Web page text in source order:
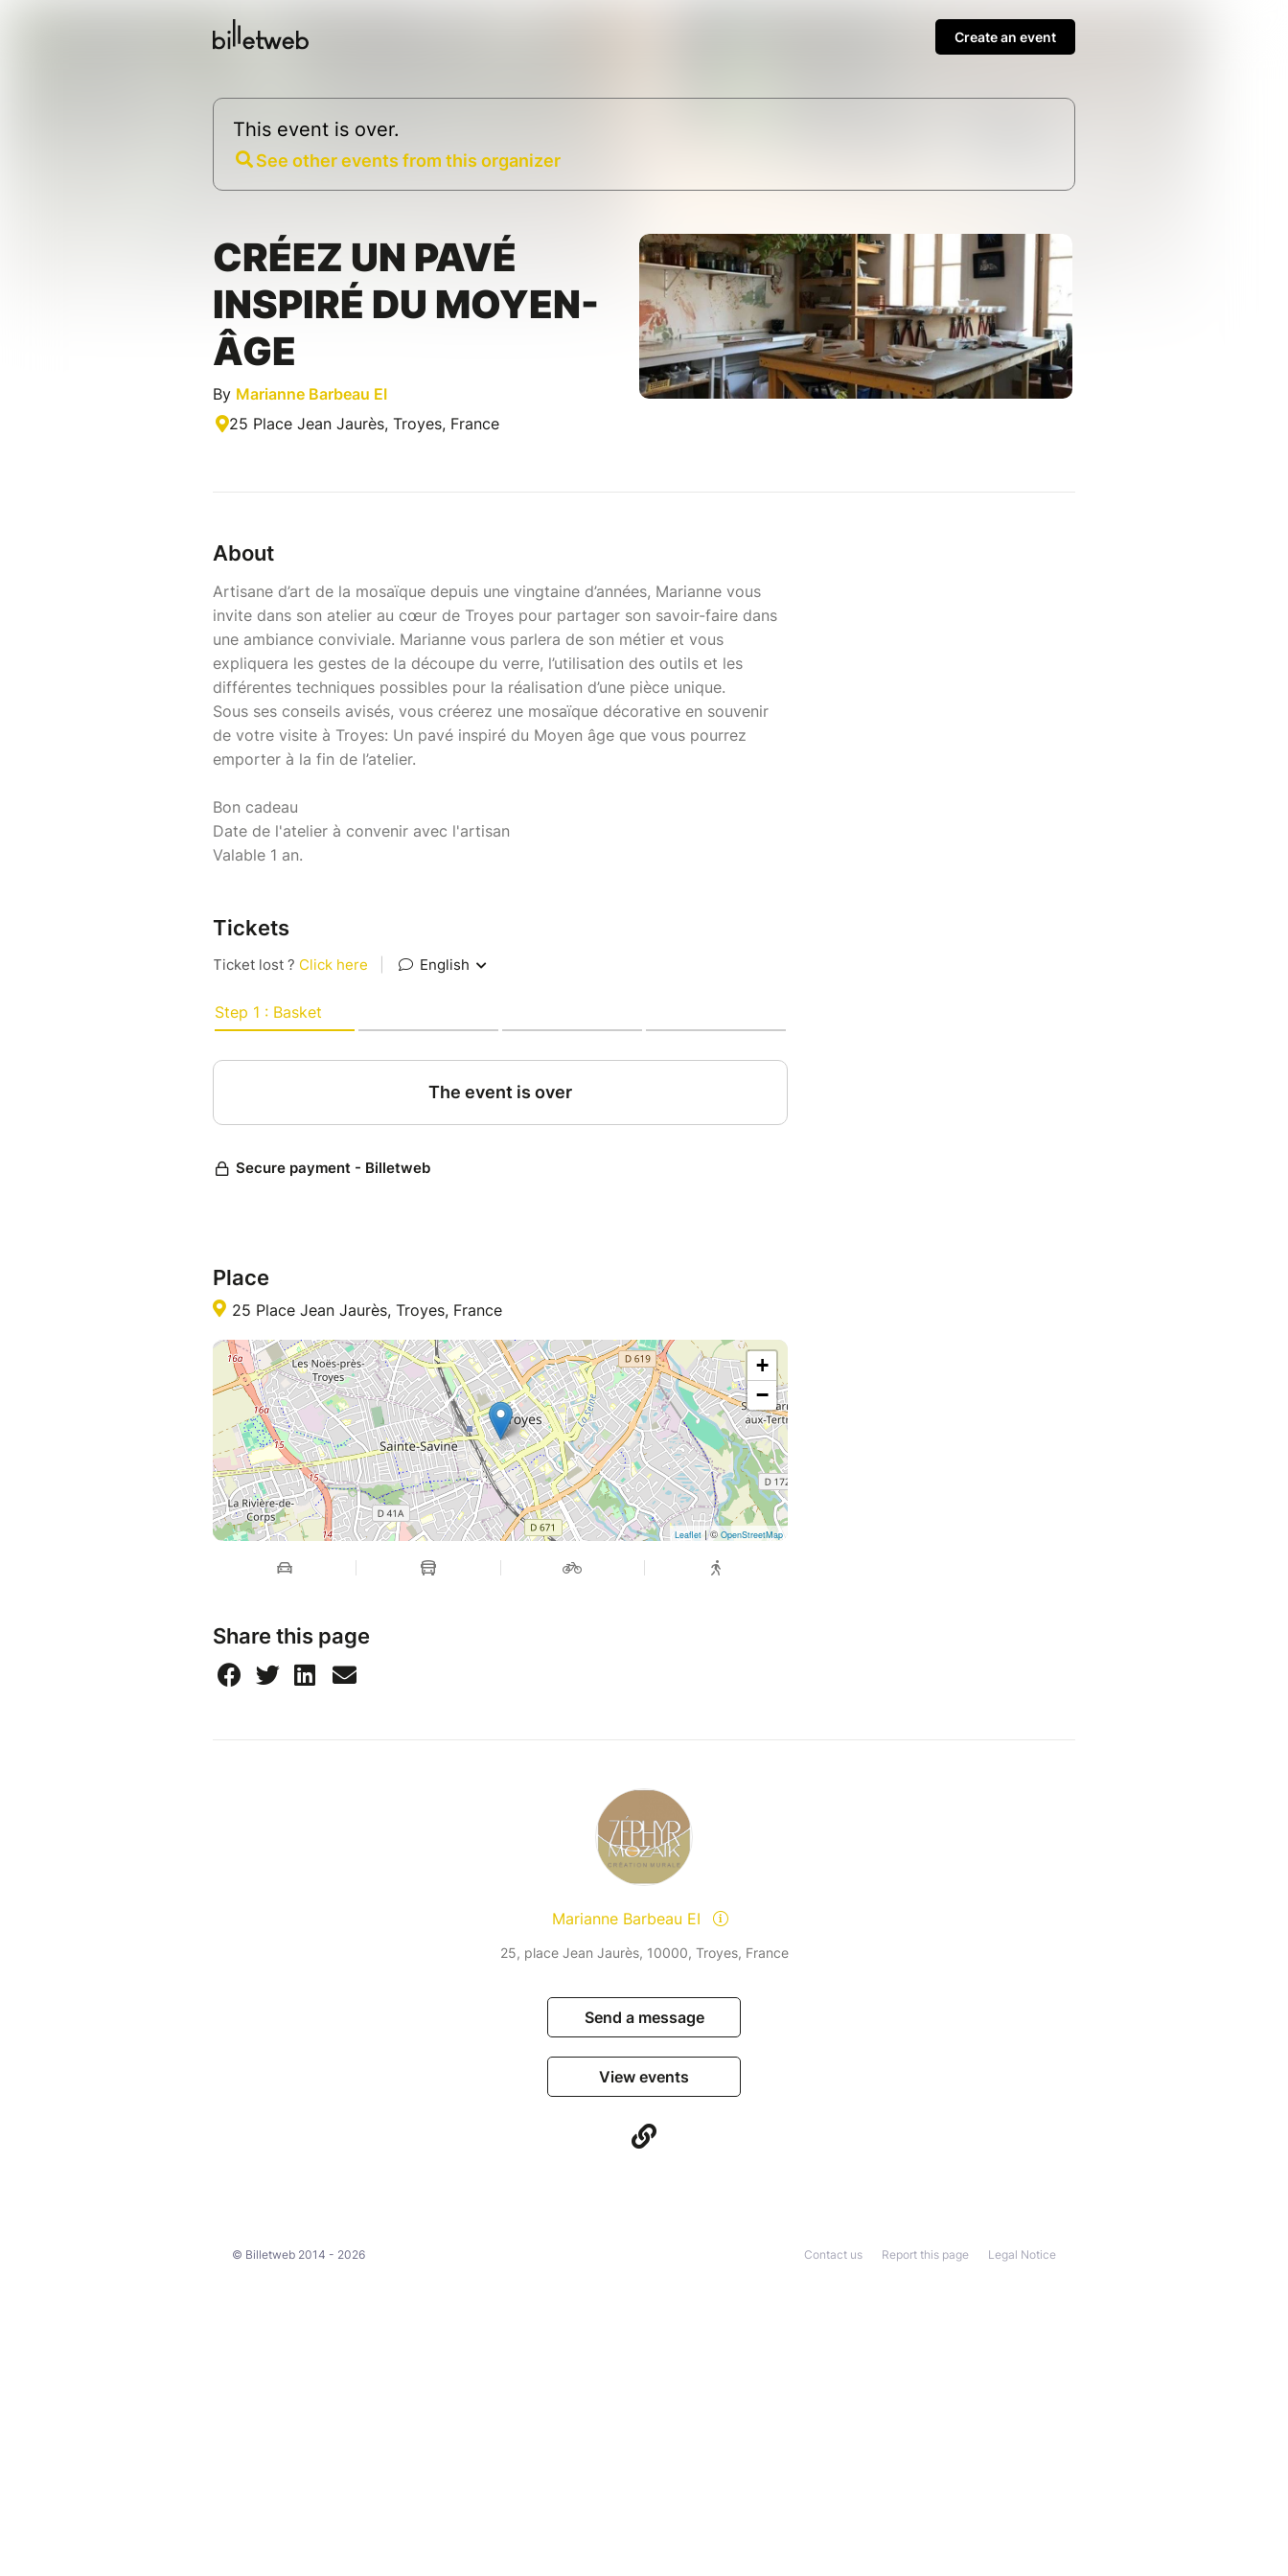
Create an event
This event is over.
See other events from this organizer
CRÉEZ UN PAVÉ
INSPIRÉ DU MOYEN-
ÂGE
By Marianne Barbeau EI
25 Place Jean Jaurès, Troyes, France
About
Artisane d’art de la mosaïque depuis une vingtaine d’années, Marianne vous
invite dans son atelier au cœur de Troyes pour partager son savoir-faire dans
une ambiance conviviale. Marianne vous parlera de son métier et vous
expliquera les gestes de la découpe du verre, l’utilisation des outils et les
différentes techniques possibles pour la réalisation d’une pièce unique.
Sous ses conseils avisés, vous créerez une mosaïque décorative en souvenir
de votre visite à Troyes: Un pavé inspiré du Moyen âge que vous pourrez
emporter à la fin de l’atelier.
Bon cadeau
Date de l'atelier à convenir avec l'artisan
Valable 1 an.
Tickets
Place
25 Place Jean Jaurès, Troyes, France
+
−
Leaflet| © OpenStreetMap
Share this page
Marianne Barbeau EI
25, place Jean Jaurès, 10000, Troyes, France
Send a message
View events
© Billetweb 2014 - 2026 Legal Notice
Report this page
Contact us